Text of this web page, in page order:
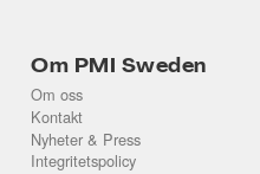
Om PMI Sweden
Om oss
Kontakt
Nyheter & Press
Integritetspolicy